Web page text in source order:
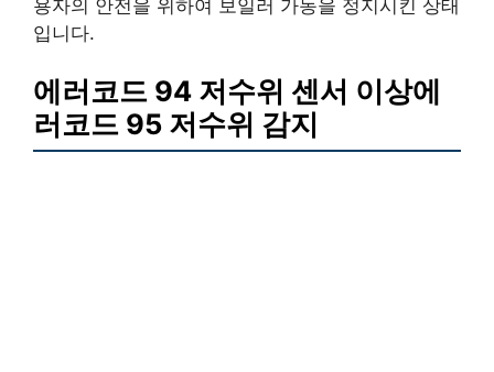
용자의 안전을 위하여 보일러 가동을 정지시킨 상태
입니다.
에러코드 94 저수위 센서 이상에
러코드 95 저수위 감지